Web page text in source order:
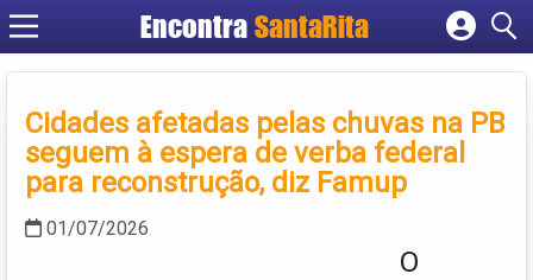
EncontraSantaRita
Cadastrar empresa
Criar conta
Cidades afetadas pelas chuvas na PB
seguem à espera de verba federal
para reconstrução, diz Famup
01/07/2026
O